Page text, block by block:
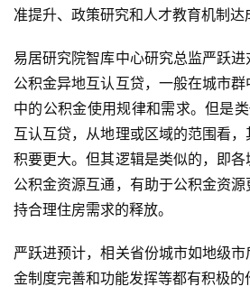
准提升、政策研究和人才教育机制达
易居研究院智库中心研究总监严跃进
公积金异地互认互贷，一般在城市
中的公积金使用规律和需求。但是
互认互贷，从地理或区域的范围看
积要更大。但其逻辑是类似的，即
公积金资源互通，有助于公积金资
持合理住房需求的释放。
严跃进预计，相关省份城市如地级
金制度完善和功能发挥等都有积极的